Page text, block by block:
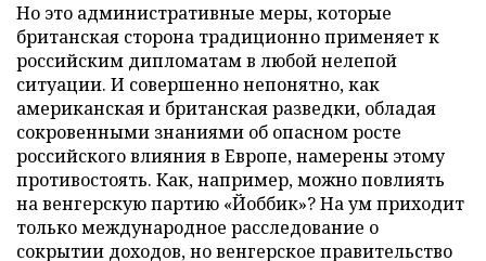
Но это административные меры, которые
британская сторона традиционно применяет к
российским дипломатам в любой нелепой
ситуации. И совершенно непонятно, как
американская и британская разведки, обладая
сокровенными знаниями об опасном росте
российского влияния в Европе, намерены этому
противостоять. Как, например, можно повлиять
на венгерскую партию «Йоббик»? На ум приходит
только международное расследование о
сокрытии доходов, но венгерское правительство